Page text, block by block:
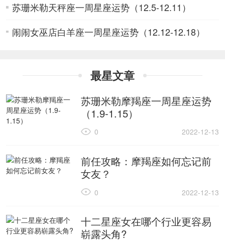
苏珊米勒天秤座一周星座运势（12.5-12.11）
闹闹女巫店白羊座一周星座运势（12.12-12.18）
最星文章
苏珊米勒摩羯座一周星座运势
（1.9-1.15）
2022-12-13
0
前任攻略：摩羯座如何忘记前
女友？
2022-12-13
0
十二星座女在哪个行业更容易
崭露头角?